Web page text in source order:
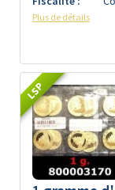
Plus de détails
LSP